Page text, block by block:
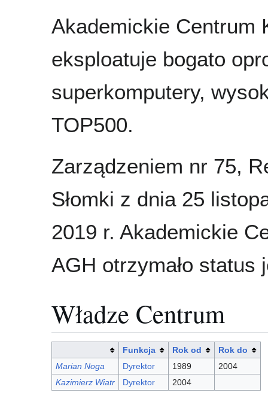
Akademickie Centrum
eksploatuje bogato
superkomputery,
TOP500.
Zarządzeniem nr 75,
Słomki z dnia 25
2019 r. Akademickie
AGH otrzymało
Władze Centrum
Funkcja Rok od
Rok do
Marian Noga
Dyrektor 1989
2004
Kazimierz Wiatr
Dyrektor 2004